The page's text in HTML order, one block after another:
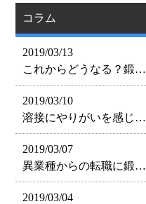
コラム
2019/03/13
これからどうなる？鍛…
2019/03/10
溶接にやりがいを感じ…
2019/03/07
異業種からの転職に鍛…
2019/03/04